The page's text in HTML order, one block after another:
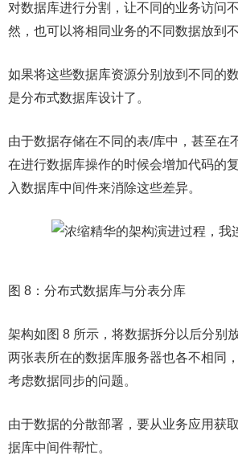
对数据库进行分割，让不同的业务访问
然，也可以将相同业务的不同数据放到
如果将这些数据库资源分别放到不同的
是分布式数据库设计了。
由于数据存储在不同的表/库中，甚至在
在进行数据库操作的时候会增加代码的
入数据库中间件来消除这些差异。
图 8：分布式数据库与分表分库
架构如图 8 所示，将数据拆分以后分别
两张表所在的数据库服务器也各不相同
考虑数据同步的问题。
由于数据的分散部署，要从业务应用获
据库中间件帮忙。